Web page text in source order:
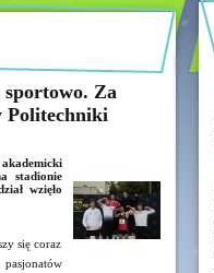
sportowo. Za
Politechniki
stadionie
wzięło
się coraz